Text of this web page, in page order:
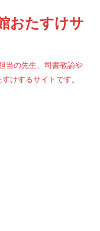
おたすけサ
当の先生、司書教諭や
けするサイトです。